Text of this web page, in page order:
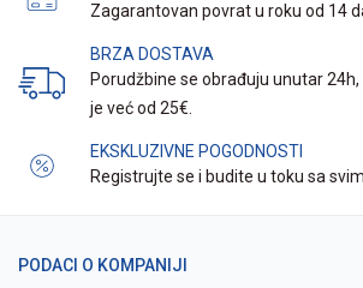
Zagarantovan povrat u roku od 14
BRZA DOSTAVA
Porudžbine se obrađuju unutar
je već od 25€.
EKSKLUZIVNE POGODNOSTI
Registrujte se i budite u toku sa
PODACI O KOMPANIJI